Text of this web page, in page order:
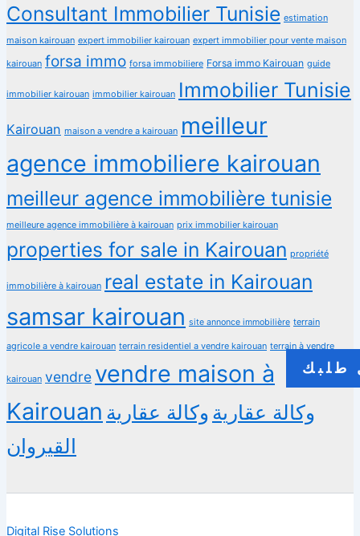
طلبك
Consultant Immobilier Tunisie estimation
maison kairouan expert immobilier kairouan expert immobilier pour vente maison
kairouan forsa immo forsa immobiliere Forsa immo Kairouan guide
immobilier kairouan immobilier kairouan Immobilier Tunisie
Kairouan maison a vendre a kairouan meilleur
agence immobiliere kairouan
meilleur agence immobilière tunisie
meilleure agence immobilière à kairouan prix immobilier kairouan
properties for sale in Kairouan propriété
immobilière à kairouan real estate in Kairouan
samsar kairouan site annonce immobilière terrain
agricole a vendre kairouan terrain residentiel a vendre kairouan terrain à vendre
kairouan vendre vendre maison à
Kairouan
وكالة عقارية وكالة عقارية
القيروان
Digital Rise Solutions